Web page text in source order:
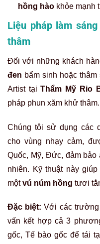
hồng hàokhỏe mạnh
Liệu pháp làm
thâm
Đối với những khách
đen bẩm sinh hoặc
Artist tạiThẩm Mỹ Rio
pháp phun xăm khử thâm.
Chúng tôi sử dụng các
cho vùng nhạy cảm,
Quốc, Mỹ, Đức, đảm bảo
nhiên. Kỹ thuật này
mộtvú núm hồng tươi
Đặc biệt: Với các
vấn kết hợp cả 3
gốc, Tế bào gốc để tái